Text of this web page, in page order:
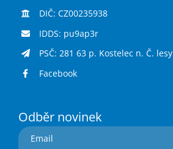
DIČ: CZ00235938
IDDS: pu9ap3r
PSČ: 281 63 p. Kostelec n. Č. lesy
Facebook
Odběr novinek
Email